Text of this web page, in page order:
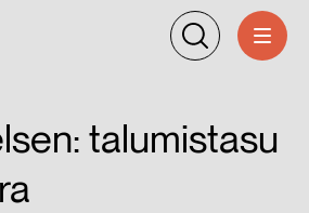
talumistasu